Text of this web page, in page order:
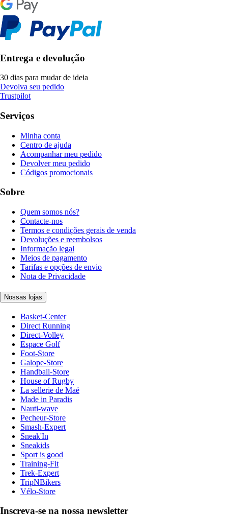
Entrega e devolução
30 dias para mudar de ideia
Devolva seu pedido
Trustpilot
Serviços
Minha conta
Centro de ajuda
Acompanhar meu pedido
Devolver meu pedido
Códigos promocionais
Sobre
Quem somos nós?
Contacte-nos
Termos e condições gerais de venda
Devoluções e reembolsos
Informação legal
Meios de pagamento
Tarifas e opções de envio
Nota de Privacidade
Nossas lojas
Basket-Center
Direct Running
Direct-Volley
Espace Golf
Foot-Store
Galope-Store
Handball-Store
House of Rugby
La sellerie de Maé
Made in Paradis
Nauti-wave
Pecheur-Store
Smash-Expert
Sneak'In
Sneakids
Sport is good
Training-Fit
Trek-Expert
TripNBikers
Vélo-Store
Inscreva-se na nossa newsletter